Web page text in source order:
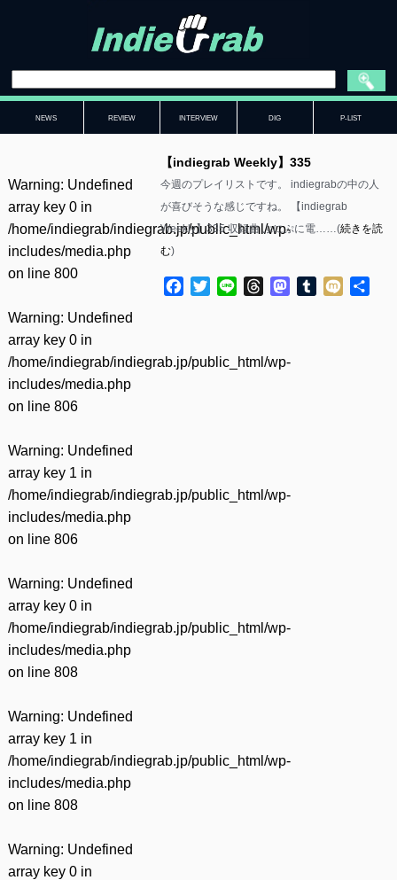
NEWS REVIEW INTERVIEW DIG P-LIST
Warning: Undefined
array key 0 in
/home/indiegrab/indiegrab.jp/public_html/wp-
includes/media.php
on line 800
Warning: Undefined
array key 0 in
/home/indiegrab/indiegrab.jp/public_html/wp-
includes/media.php
on line 806
Warning: Undefined
array key 1 in
/home/indiegrab/indiegrab.jp/public_html/wp-
includes/media.php
on line 806
Warning: Undefined
array key 0 in
/home/indiegrab/indiegrab.jp/public_html/wp-
includes/media.php
on line 808
Warning: Undefined
array key 1 in
/home/indiegrab/indiegrab.jp/public_html/wp-
includes/media.php
on line 808
Warning: Undefined
array key 0 in
【indiegrab Weekly】335
今週のプレイリストです。 indiegrabの中の人
が喜びそうな感じですね。 【indiegrab
Weekly】335 収録曲 ぷにぷに電……(続きを読
む)
Facebook
TwitterLine ThreadsMastodon
Tumblr
Mixi